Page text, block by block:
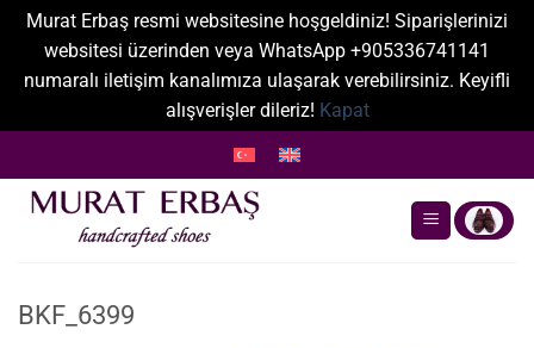
Murat Erbaş resmi websitesine hoşgeldiniz! Siparişlerinizi
websitesi üzerinden veya WhatsApp +905336741141
numaralı iletişim kanalımıza ulaşarak verebilirsiniz. Keyifli
alışverişler dileriz! Kapat
atla
BKF_6399